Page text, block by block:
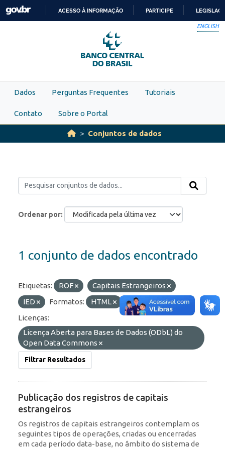
Skip to main content
PARA
O
CONTEÚDO
ACESSO À INFORMAÇÃO PARTICIPE
ENGLISH
Dados Perguntas Frequentes Tutoriais
Contato Sobre o Portal
Conjuntos de dados
Ordenar por
1 conjunto de dados encontrado
Etiquetas: ROF
Capitais Estrangeiros
IED
Formatos: HTML OData
API
Licenças:
Licença Aberta para Bases de Dados (ODbL) do
Open Data Commons
Filtrar Resultados
Publicação dos registros de capitais
estrangeiros
Os registros de capitais estrangeiros contemplam os
seguintes tipos de operações, criadas ou encerradas
em cada período data-base, no âmbito do sistema de